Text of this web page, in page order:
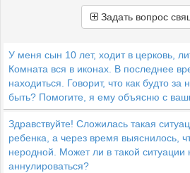
Задать вопрос
У меня сын 10 лет, ходит в церковь,
Комната вся в иконах. В последнее
находиться. Говорит, что как будто за
быть? Помогите, я ему объясню с
Здравствуйте! Сложилась такая
ребенка, а через время выяснилось,
неродной. Может ли в такой ситуации
аннулироваться?